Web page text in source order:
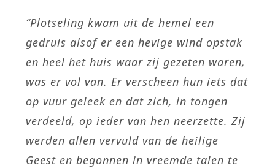
“Plotseling kwam uit de hemel een
gedruis alsof er een hevige wind opstak
en heel het huis waar zij gezeten waren,
was er vol van. Er verscheen hun iets dat
op vuur geleek en dat zich, in tongen
verdeeld, op ieder van hen neerzette. Zij
werden allen vervuld van de heilige
Geest en begonnen in vreemde talen te